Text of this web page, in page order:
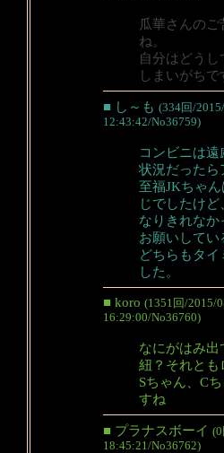
瓜華さんの
ね。
自分はどう
しまいがちで
■ し～も (334回/
12:43:42/No36759)
コンビニは
状況だったら
至福JKちゃ
じでしたけ
なりきれな
お願いしてい
どちらもタイ
した。
■ koro (1351回/2015/
16:29:00/No36760)
なにがはみ
紐？それとも
Sちゃん、C
すね
■ プラナスボーイ
18:45:21/No36762)